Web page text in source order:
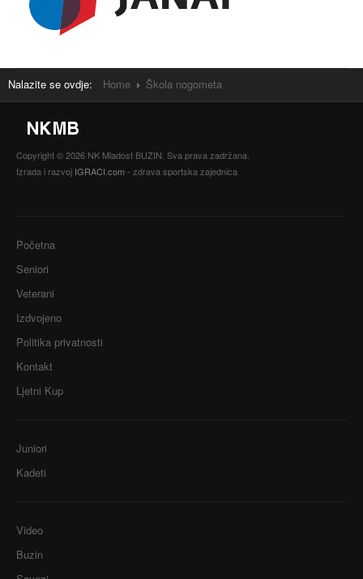
Nalazite se ovdje: Home Škola nogometa
Copyright © 2026 NK Mladost BUZIN. Sva prava zadržana.
Izrada i razvoj IGRACI.com- zdrava sportska zajednica
Početna
Seniori
Veterani
Izdvojeno
Politika privatnosti
Kontakt
Ljetni Kup
Juniori
Kadeti
Video
Buzin